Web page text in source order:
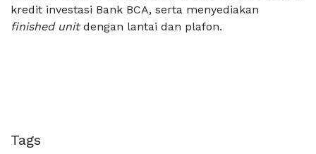
kredit investasi Bank BCA, serta menyediakan
finished unitdengan lantai dan plafon.
Tags